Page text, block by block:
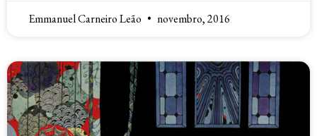
Emmanuel Carneiro Leão novembro, 2016